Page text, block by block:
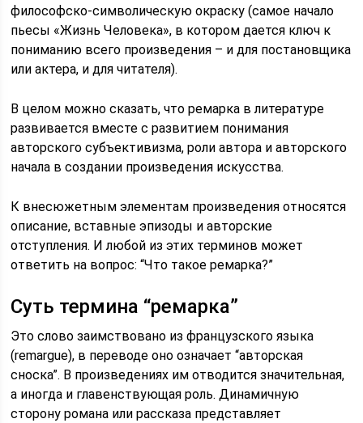
философско-символическую окраску (самое начало
пьесы «Жизнь Человека», в котором дается ключ к
пониманию всего произведения – и для постановщика
или актера, и для читателя).
В целом можно сказать, что ремарка в литературе
развивается вместе с развитием понимания
авторского субъективизма, роли автора и авторского
начала в создании произведения искусства.
К внесюжетным элементам произведения относятся
описание, вставные эпизоды и авторские
отступления. И любой из этих терминов может
ответить на вопрос: “Что такое ремарка?”
Суть термина “ремарка”
Это слово заимствовано из французского языка
(remargue), в переводе оно означает “авторская
сноска”. В произведениях им отводится значительная,
а иногда и главенствующая роль. Динамичную
сторону романа или рассказа представляет